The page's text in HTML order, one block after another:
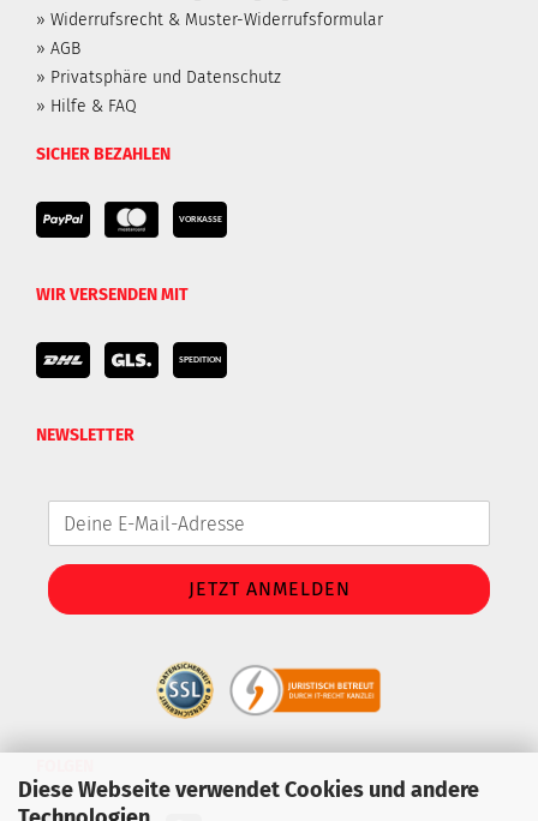
Diese Webseite verwendet Cookies und andere
» Widerrufsrecht & Muster-Widerrufsformular
» AGB
» Privatsphäre und Datenschutz
» Hilfe & FAQ
SICHER BEZAHLEN
WIR VERSENDEN MIT
NEWSLETTER